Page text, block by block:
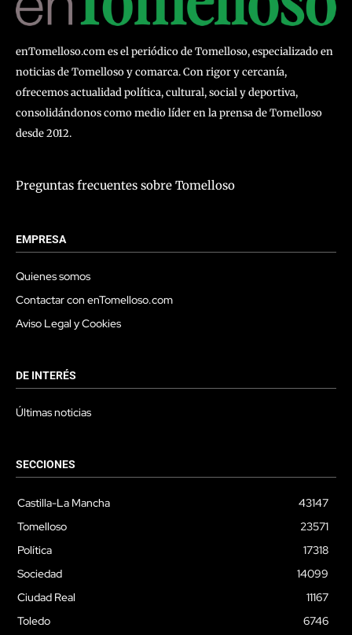
enTomelloso.com es el periódico de Tomelloso, especializado en
noticias de Tomelloso y comarca. Con rigor y cercanía,
ofrecemos actualidad política, cultural, social y deportiva,
consolidándonos como medio líder en la prensa de Tomelloso
desde 2012.
Preguntas frecuentes sobre Tomelloso
EMPRESA
Quienes somos
Contactar con enTomelloso.com
Aviso Legal y Cookies
DE INTERÉS
Últimas noticias
SECCIONES
Castilla-La Mancha
43147
Tomelloso
23571
Política
17318
Sociedad
14099
Ciudad Real
11167
Toledo
6746